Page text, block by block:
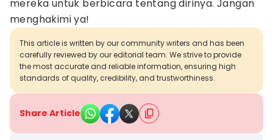
mereka untuk berbicara tentang dirinya. Jangan
menghakimi ya!
This article is written by our community writers and has been
carefully reviewed by our editorial team. We strive to provide
the most accurate and reliable information, ensuring high
standards of quality, credibility, and trustworthiness.
Share Article